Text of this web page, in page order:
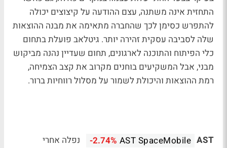
התחזית אינה משתנה, עצם ההודעה על קיצוצים יכולה
להתפרש כסימן לכך שהחברה מתאימה את מבנה ההוצאות
שלה לסביבה עסקית זהירה יותר. גיטלאב פועלת בתחום
כלי הפיתוח והתוכנה לארגונים, תחום שעדיין נהנה מביקוש
מבני, אבל המשקיעים בוחנים מקרוב את קצב הצמיחה,
רמת ההוצאות והיכולת לשמור על מסלול רווחיות ברור.
AST
AST SpaceMobile
-2.74%
נפלה אחרי